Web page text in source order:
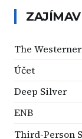
The Westerner
Účet
Deep Silver
ENB
Third-Person